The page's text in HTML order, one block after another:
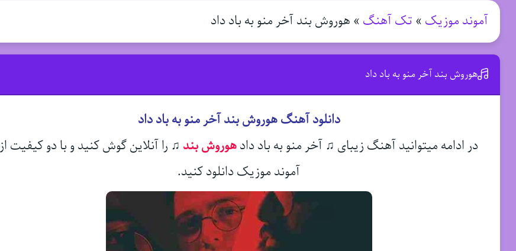
آموند موزیک » تک آهنگ » هوروش بند آخر منو به باد داد
هوروش بند آخر منو به باد داد
دانلود آهنگ هوروش بند آخر منو به باد داد
در ادامه میتوانید آهنگ زیبای ♫ آخر منو به باد دادهوروش بند ♫ را آنلاین گوش کنید و با دو کیفیت از
آموند موزیک دانلود کنید.